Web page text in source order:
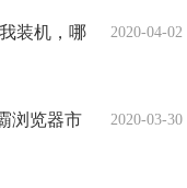
2020-04-02
装机，哪
2020-03-30
浏览器市